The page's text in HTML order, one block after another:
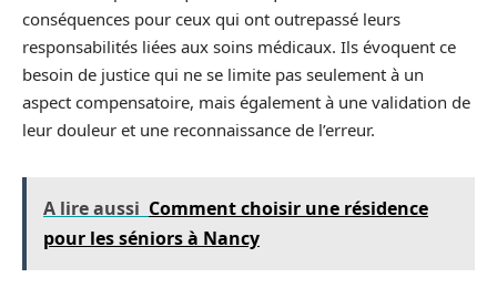
conséquences pour ceux qui ont outrepassé leurs
responsabilités liées aux soins médicaux. Ils évoquent ce
besoin de justice qui ne se limite pas seulement à un
aspect compensatoire, mais également à une validation de
leur douleur et une reconnaissance de l’erreur.
A lire aussi Comment choisir une résidence
pour les séniors à Nancy